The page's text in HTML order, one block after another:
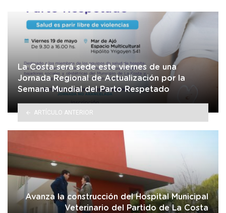
La Costa será sede este viernes de una
Jornada Regional de Actualización por la
Semana Mundial del Parto Respetado
ARTÍCULO ANTERIOR
Avanza la construcción del Hospital Municipal
Veterinario del Partido de La Costa